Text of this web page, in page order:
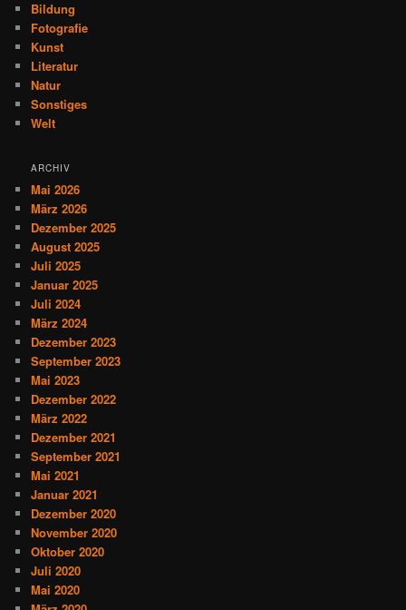
Bildung
Fotografie
Kunst
Literatur
Natur
Sonstiges
Welt
ARCHIV
Mai 2026
März 2026
Dezember 2025
August 2025
Juli 2025
Januar 2025
Juli 2024
März 2024
Dezember 2023
September 2023
Mai 2023
Dezember 2022
März 2022
Dezember 2021
September 2021
Mai 2021
Januar 2021
Dezember 2020
November 2020
Oktober 2020
Juli 2020
Mai 2020